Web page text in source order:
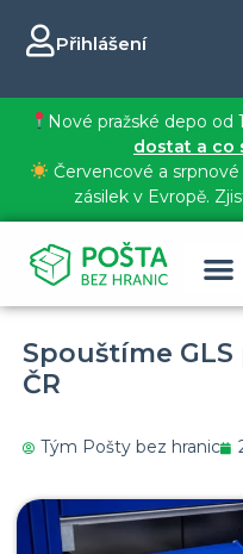
Přihlášení
Nové pražské depo od
dostat a co
Červencové a
zásilek v Evropě.
Spouštíme
ČR
Tým Pošty bez hranic